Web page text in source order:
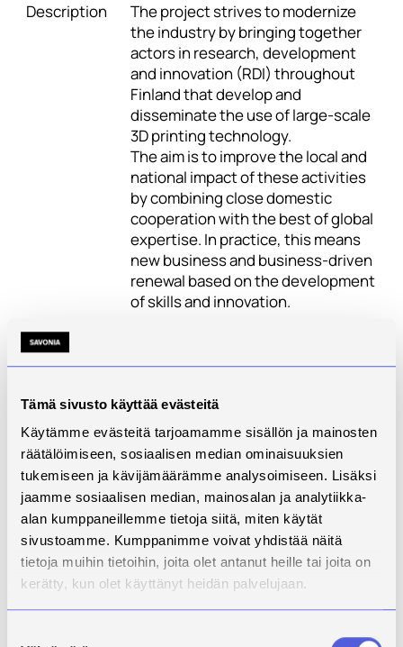
Tämä sivusto käyttää evästeitä
Käytämme evästeitä tarjoamamme sisällön ja mainosten
räätälöimiseen, sosiaalisen median ominaisuuksien
tukemiseen ja kävijämäärämme analysoimiseen. Lisäksi
jaamme sosiaalisen median, mainosalan ja analytiikka-
alan kumppaneillemme tietoja siitä, miten käytät
sivustoamme. Kumppanimme voivat yhdistää näitä
tietoja muihin tietoihin, joita olet antanut heille tai joita on
kerätty, kun olet käyttänyt heidän palvelujaan.
Description
The project strives to modernize
the industry by bringing together
actors in research, development
and innovation (RDI) throughout
Finland that develop and
disseminate the use of large-scale
3D printing technology.
The aim is to improve the local and
national impact of these activities
by combining close domestic
cooperation with the best of global
expertise. In practice, this means
new business and business-driven
renewal based on the development
of skills and innovation.
objectives and contribute to the
supporting the transition to 3D
printing as one of the digital
manufacturing methods, the
adoption of which will also
contribute to the digitalization of
other manufacturing methods.
Moreover, the project will also
contribute to the "green transition"
by enabling energy-efficient
manufacturing with less waste. The
nationwide character of the project
is emphasized by the fact that the